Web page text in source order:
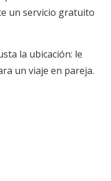
un servicio gratuito
la ubicación: le
un viaje en pareja.